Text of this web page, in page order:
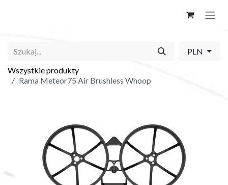
PLN
Wszystkie produkty
Rama Meteor75 Air Brushless Whoop